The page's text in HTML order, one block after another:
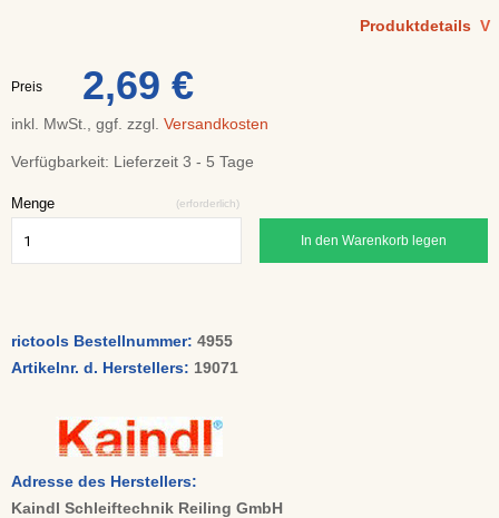
Produktdetails V
Preis 2,69 €
inkl. MwSt., ggf. zzgl. Versandkosten
Verfügbarkeit: Lieferzeit 3 - 5 Tage
Menge (erforderlich)
In den Warenkorb legen
rictools Bestellnummer: 4955
Artikelnr. d. Herstellers: 19071
Adresse des Herstellers:
Kaindl Schleiftechnik Reiling GmbH